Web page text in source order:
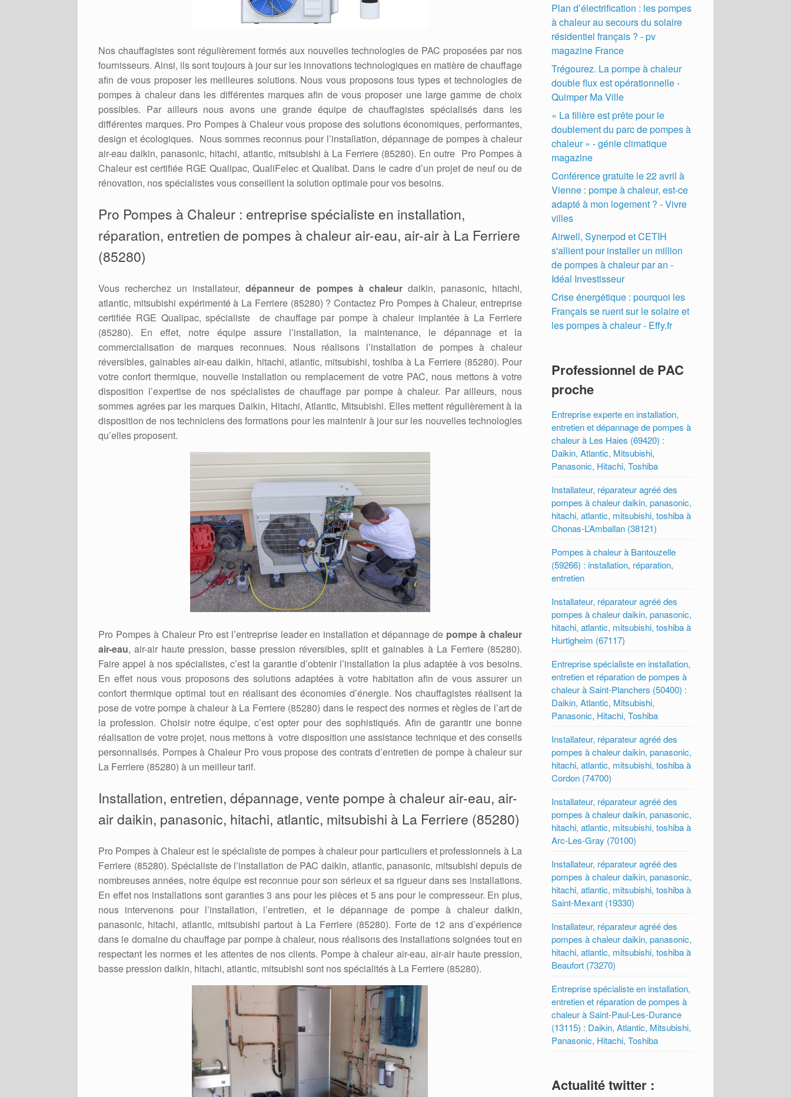
Nos chauffagistes sont régulièrement formés aux nouvelles technologies de PAC proposées par nos
fournisseurs. Ainsi, ils sont toujours à jour sur les innovations technologiques en matière de chauffage
afin de vous proposer les meilleures solutions. Nous vous proposons tous types et technologies de
pompes à chaleur dans les différentes marques afin de vous proposer une large gamme de choix
possibles. Par ailleurs nous avons une grande équipe de chauffagistes spécialisés dans les
différentes marques. Pro Pompes à Chaleur vous propose des solutions économiques, performantes,
design et écologiques. Nous sommes reconnus pour l’installation, dépannage de pompes à chaleur
air-eau daikin, panasonic, hitachi, atlantic, mitsubishi à La Ferriere (85280). En outre Pro Pompes à
Chaleur est certifiée RGE Qualipac, QualiFelec et Qualibat. Dans le cadre d’un projet de neuf ou de
rénovation, nos spécialistes vous conseillent la solution optimale pour vos besoins.
Pro Pompes à Chaleur : entreprise spécialiste en installation,
réparation, entretien de pompes à chaleur air-eau, air-air à La Ferriere
(85280)
Vous recherchez un installateur,dépanneur de pompes à chaleurdaikin, panasonic, hitachi,
atlantic, mitsubishi expérimenté à La Ferriere (85280) ? Contactez Pro Pompes à Chaleur, entreprise
certifiée RGE Qualipac, spécialiste de chauffage par pompe à chaleur implantée à La Ferriere
(85280). En effet, notre équipe assure l’installation, la maintenance, le dépannage et la
commercialisation de marques reconnues. Nous réalisons l’installation de pompes à chaleur
réversibles, gainables air-eau daikin, hitachi, atlantic, mitsubishi, toshiba à La Ferriere (85280). Pour
votre confort thermique, nouvelle installation ou remplacement de votre PAC, nous mettons à votre
disposition l’expertise de nos spécialistes de chauffage par pompe à chaleur. Par ailleurs, nous
sommes agrées par les marques Daikin, Hitachi, Atlantic, Mitsubishi. Elles mettent régulièrement à la
disposition de nos techniciens des formations pour les maintenir à jour sur les nouvelles technologies
qu’elles proposent.
Pro Pompes à Chaleur Pro est l’entreprise leader en installation et dépannage de pompe à chaleur
air-eau, air-air haute pression, basse pression réversibles, split et gainables à La Ferriere (85280).
Faire appel à nos spécialistes, c’est la garantie d’obtenir l’installation la plus adaptée à vos besoins.
En effet nous vous proposons des solutions adaptées à votre habitation afin de vous assurer un
confort thermique optimal tout en réalisant des économies d’énergie. Nos chauffagistes réalisent la
pose de votre pompe à chaleur à La Ferriere (85280) dans le respect des normes et règles de l’art de
la profession. Choisir notre équipe, c’est opter pour des sophistiqués. Afin de garantir une bonne
réalisation de votre projet, nous mettons à votre disposition une assistance technique et des conseils
personnalisés. Pompes à Chaleur Pro vous propose des contrats d’entretien de pompe à chaleur sur
La Ferriere (85280) à un meilleur tarif.
Installation, entretien, dépannage, vente pompe à chaleur air-eau, air-
air daikin, panasonic, hitachi, atlantic, mitsubishi à La Ferriere (85280)
Pro Pompes à Chaleur est le spécialiste de pompes à chaleur pour particuliers et professionnels à La
Ferriere (85280). Spécialiste de l’installation de PAC daikin, atlantic, panasonic, mitsubishi depuis de
nombreuses années, notre équipe est reconnue pour son sérieux et sa rigueur dans ses installations.
En effet nos installations sont garanties 3 ans pour les pièces et 5 ans pour le compresseur. En plus,
nous intervenons pour l’installation, l’entretien, et le dépannage de pompe à chaleur daikin,
panasonic, hitachi, atlantic, mitsubishi partout à La Ferriere (85280). Forte de 12 ans d’expérience
dans le domaine du chauffage par pompe à chaleur, nous réalisons des installations soignées tout en
respectant les normes et les attentes de nos clients. Pompe à chaleur air-eau, air-air haute pression,
basse pression daikin, hitachi, atlantic, mitsubishi sont nos spécialités à La Ferriere (85280).
Plan d’électrification : les pompes
à chaleur au secours du solaire
résidentiel français ? - pv
magazine France
Trégourez. La pompe à chaleur
double flux est opérationnelle -
Quimper Ma Ville
« La filière est prête pour le
doublement du parc de pompes à
chaleur » - génie climatique
magazine
Conférence gratuite le 22 avril à
Vienne : pompe à chaleur, est-ce
adapté à mon logement ? - Vivre
villes
Airwell, Synerpod et CETIH
s'allient pour installer un million
de pompes à chaleur par an -
Idéal Investisseur
Crise énergétique : pourquoi les
Français se ruent sur le solaire et
les pompes à chaleur - Effy.fr
Professionnel de PAC
proche
Entreprise experte en installation,
entretien et dépannage de pompes à
chaleur à Les Haies (69420) :
Daikin, Atlantic, Mitsubishi,
Panasonic, Hitachi, Toshiba
Installateur, réparateur agréé des
pompes à chaleur daikin, panasonic,
hitachi, atlantic, mitsubishi, toshiba à
Chonas-L’Amballan (38121)
Pompes à chaleur à Bantouzelle
(59266) : installation, réparation,
entretien
Installateur, réparateur agréé des
pompes à chaleur daikin, panasonic,
hitachi, atlantic, mitsubishi, toshiba à
Hurtigheim (67117)
Entreprise spécialiste en installation,
entretien et réparation de pompes à
chaleur à Saint-Planchers (50400) :
Daikin, Atlantic, Mitsubishi,
Panasonic, Hitachi, Toshiba
Installateur, réparateur agréé des
pompes à chaleur daikin, panasonic,
hitachi, atlantic, mitsubishi, toshiba à
Cordon (74700)
Installateur, réparateur agréé des
pompes à chaleur daikin, panasonic,
hitachi, atlantic, mitsubishi, toshiba à
Arc-Les-Gray (70100)
Installateur, réparateur agréé des
pompes à chaleur daikin, panasonic,
hitachi, atlantic, mitsubishi, toshiba à
Saint-Mexant (19330)
Installateur, réparateur agréé des
pompes à chaleur daikin, panasonic,
hitachi, atlantic, mitsubishi, toshiba à
Beaufort (73270)
Entreprise spécialiste en installation,
entretien et réparation de pompes à
chaleur à Saint-Paul-Les-Durance
(13115) : Daikin, Atlantic, Mitsubishi,
Panasonic, Hitachi, Toshiba
Actualité twitter :